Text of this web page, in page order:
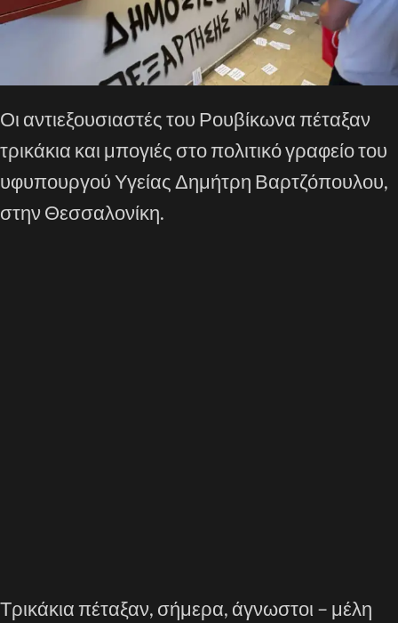
Οι αντιεξουσιαστές του Ρουβίκωνα πέταξαν
τρικάκια και μπογιές στο πολιτικό γραφείο του
υφυπουργού Υγείας Δημήτρη Βαρτζόπουλου,
στην Θεσσαλονίκη.
Τρικάκια πέταξαν, σήμερα, άγνωστοι – μέλη